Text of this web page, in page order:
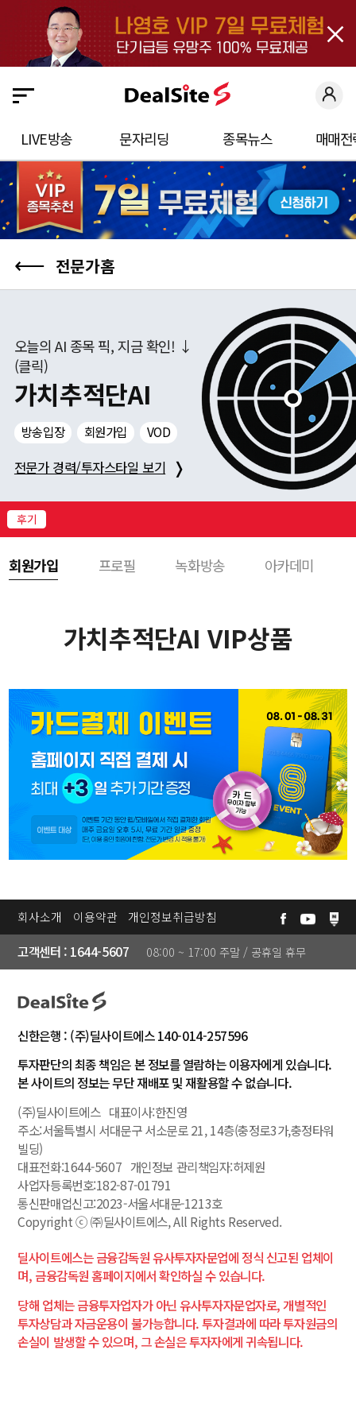
close
딜
사
이
S
에
오
신
것
을
환
니
다!
로
그
인
하
시
고
다
양
서
비
세
요!
로
그
마
이
이
지
회
원
입
LIVE
방
문
자
딩
종
목
스
❯
매
매
전
회
원
후
LIVE방송 문자리딩 종목뉴스 매매
⟵ 전문가홈
오늘의 AI 종목 픽, 지금 확인! ↓
(클릭)
가치추적단AI
방송입장 회원가입 VOD
전문가 경력/투자스타일 보기 ❭
후기
회원가입 프로필 녹화방송 아카데미
가치추적단AI VIP상품
회사소개 이용약관 개인정보취급방침
고객센터 : 1644-5607 08:00 ~ 17:00 주말 / 공휴일 휴무
신한은행 : (주)딜사이트에스 140-014-257596
투자판단의 최종 책임은 본 정보를 열람하는 이용자에게 있습니다.
본 사이트의 정보는 무단 재배포 및 재활용할 수 없습니다.
(주)딜사이트에스 대표이사:한진영
주소:서울특별시 서대문구 서소문로 21, 14층(충정로3가,충정타워
빌딩)
대표전화:1644-5607 개인정보 관리책임자:허제원
사업자등록번호:182-87-01791
통신판매업신고:2023-서울서대문-1213호
Copyright ⓒ ㈜딜사이트에스, All Rights Reserved.
딜사이트에스는 금융감독원 유사투자자문업에 정식 신고된 업체이
며, 금융감독원 홈페이지에서 확인하실 수 있습니다.
당해 업체는 금융투자업자가 아닌 유사투자자문업자로, 개별적인
투자상담과 자금운용이 불가능합니다. 투자결과에 따라 투자원금의
손실이 발생할 수 있으며, 그 손실은 투자자에게 귀속됩니다.